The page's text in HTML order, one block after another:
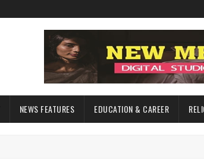
NEWS FEATURES EDUCATION & CAREER